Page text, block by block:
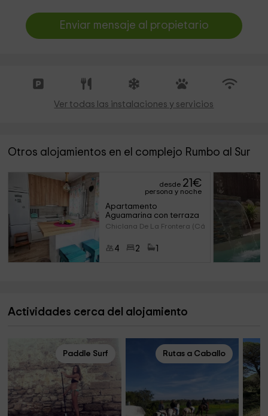
Enviar mensaje al propietario
Ver todas las instalaciones y servicios
Otros alojamientos en el complejo Rumbo al Sur
desde 21€
persona y noche
Apartamento
Aguamarina con terraza
Chiclana De La Frontera (Cádi
4 2
Actividades cerca del alojamiento
Paddle Surf Rutas a Caballo